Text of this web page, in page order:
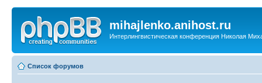
mihajlenko.anihost.ru
Интерлингвистическая конференция Николая
Список форумов